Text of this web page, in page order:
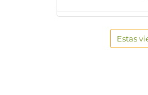
Estas